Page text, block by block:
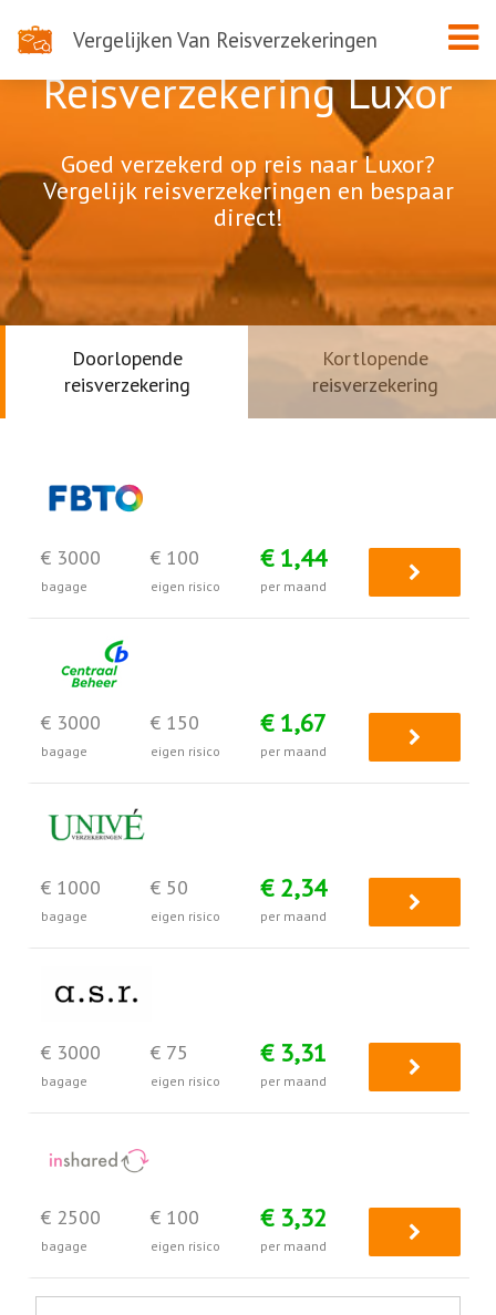
Vergelijken Van Reisverzekeringen
Reisverzekering Luxor
Goed verzekerd op reis naar Luxor?
Vergelijk reisverzekeringen en bespaar
direct!
Doorlopende
reisverzekering
Kortlopende
reisverzekering
€ 3000
bagage
€ 100
eigen risico
€ 1,44
per maand
€ 3000
bagage
€ 150
eigen risico
€ 1,67
per maand
€ 1000
bagage
€ 50
eigen risico
€ 2,34
per maand
€ 3000
bagage
€ 75
eigen risico
€ 3,31
per maand
€ 2500
bagage
€ 100
eigen risico
€ 3,32
per maand